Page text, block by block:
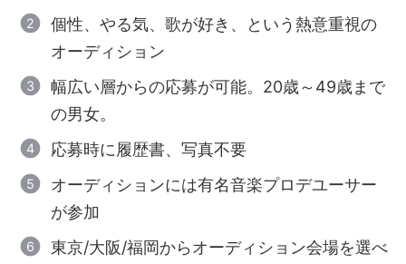
個性、やる気、歌が好き、という熱意重視の
オーディション
幅広い層からの応募が可能。20歳～49歳まで
の男女。
応募時に履歴書、写真不要
オーディションには有名音楽プロデユーサー
が参加
東京/大阪/福岡からオーディション会場を選べ